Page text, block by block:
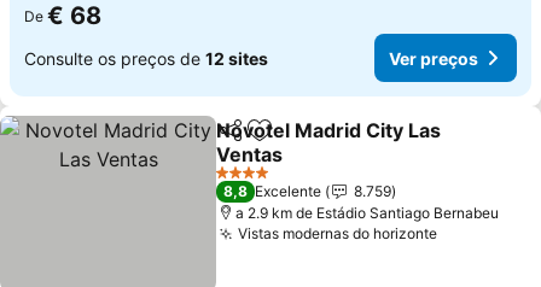
De € 68
Consulte os preços de 12 sites Ver preços
PartilharAdicionar aos favoritos
Novotel Madrid City Las
Ventas
4 Estrelas
8,8 Excelente
8.759
a 2.9 km de Estádio Santiago Bernabeu
Vistas modernas do horizonte